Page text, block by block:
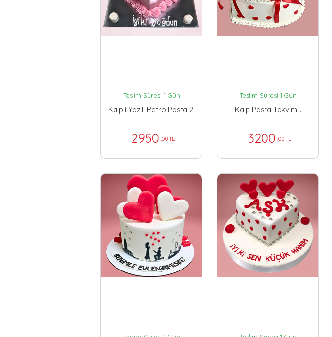
Teslim Süresi 1 Gün
Kalpli Yazılı Retro Pasta 2.
2950 ,00 TL
Teslim Süresi 1 Gün
Kalp Pasta Takvimli.
3200 ,00 TL